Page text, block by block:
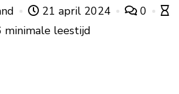
21 april 2024
0
minimale leestijd